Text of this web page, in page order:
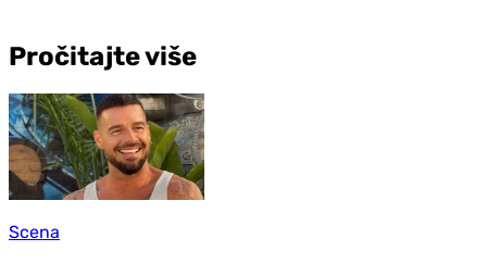
Pročitajte više
Scena